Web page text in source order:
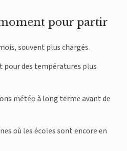
pour partir
souvent plus chargés.
pour des températures plus
météo à long terme avant de
où les écoles sont encore en